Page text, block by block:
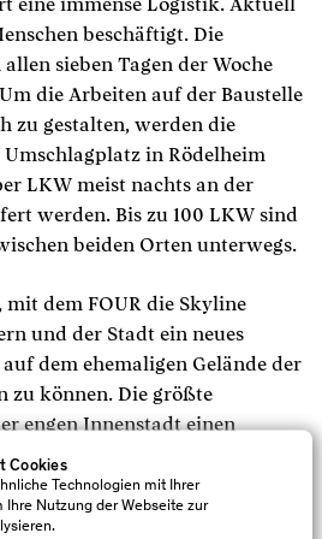
Cookies
Technologien mit Ihrer
Ihre Nutzung der Webseite zur
eine immense Logistik. Aktuell
beschäftigt. Die
sieben Tagen der Woche
die Arbeiten auf der Baustelle
zu gestalten, werden die
in Rödelheim
LKW meist nachts an der
werden. Bis zu 100 LKW sind
beiden Orten unterwegs.
dem FOUR die Skyline
und der Stadt ein neues
dem ehemaligen Gelände der
zu können. Die größte
engen Innenstadt einen
haben wir erfolgreich
Experten für Logistik,
Ausbau und